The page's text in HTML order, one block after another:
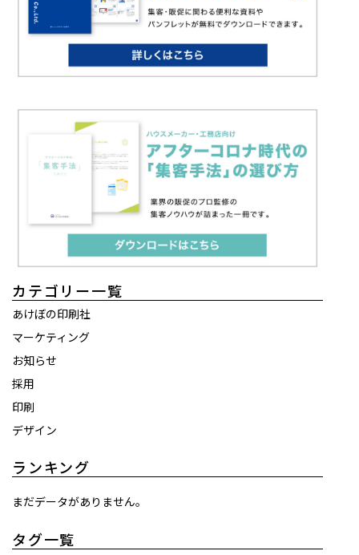
カテゴリー一覧
あけぼの印刷社
マーケティング
お知らせ
採用
印刷
デザイン
ランキング
まだデータがありません。
タグ一覧